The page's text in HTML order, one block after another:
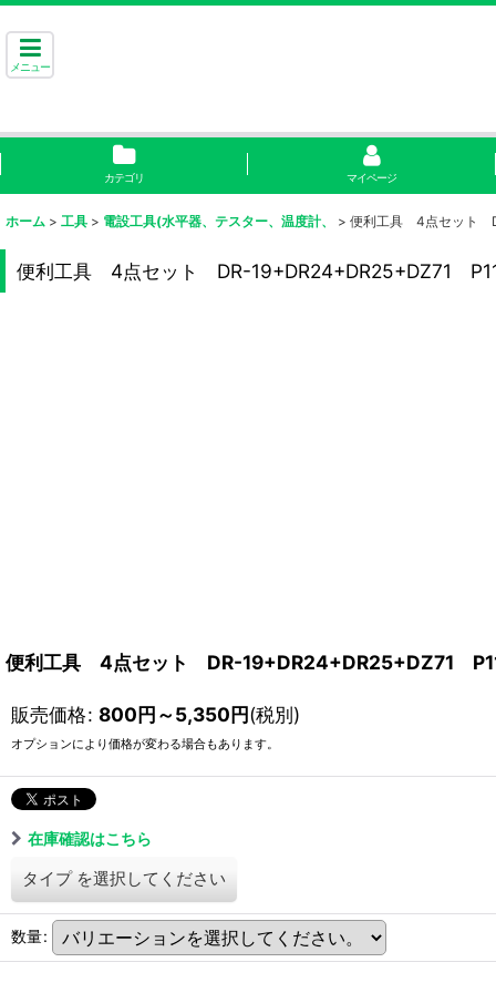
メニュー
カテゴリ マイページ
ホーム > 工具 > 電設工具(水平器、テスター、温度計、 > 便利工具 4点セット
便利工具 4点セット DR-19+DR24+DR25+DZ71
便利工具 4点セット DR-19+DR24+DR25+DZ71
販売価格: 800円～5,350円(税別)
オプションにより価格が変わる場合もあります。
在庫確認はこちら
タイプ を選択してください
数量: